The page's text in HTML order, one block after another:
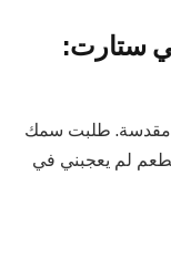
ستارت:
مقدسة. طلبت سمك
لم يعجبني في